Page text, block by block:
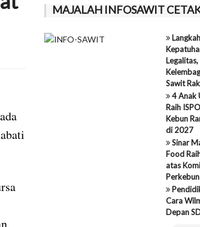
MAJALAH INFOSAWIT
Sawit
4 Anak
Raih
Kebun
di 2027
Sinar
Food
atas
Cara
Depan